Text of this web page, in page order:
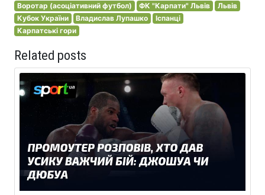
Воротар (асоціативний футбол) ФК "Карпати" Львів
Львів
Кубок України
Владислав Лупашко
Іспанці
Карпатські гори
Related posts